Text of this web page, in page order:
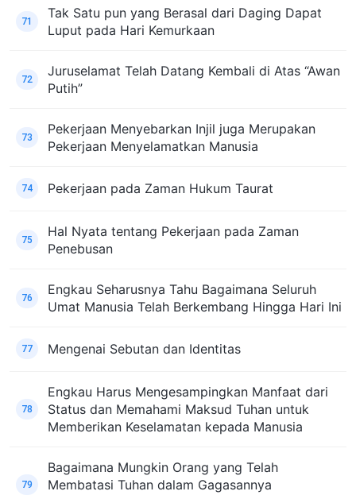
71
Tak Satu pun yang Berasal dari Daging Dapat
Luput pada Hari Kemurkaan
72
Juruselamat Telah Datang Kembali di Atas “Awan
Putih”
73
Pekerjaan Menyebarkan Injil juga Merupakan
Pekerjaan Menyelamatkan Manusia
74 Pekerjaan pada Zaman Hukum Taurat
75
Hal Nyata tentang Pekerjaan pada Zaman
Penebusan
76
Engkau Seharusnya Tahu Bagaimana Seluruh
Umat Manusia Telah Berkembang Hingga Hari Ini
77 Mengenai Sebutan dan Identitas
78
Engkau Harus Mengesampingkan Manfaat dari
Status dan Memahami Maksud Tuhan untuk
Memberikan Keselamatan kepada Manusia
79
Bagaimana Mungkin Orang yang Telah
Membatasi Tuhan dalam Gagasannya